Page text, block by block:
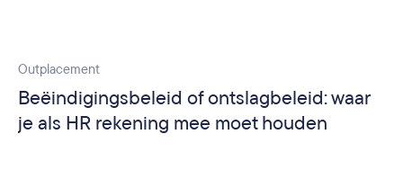
Outplacement
Beëindigingsbeleid of ontslagbeleid: waar
je als HR rekening mee moet houden